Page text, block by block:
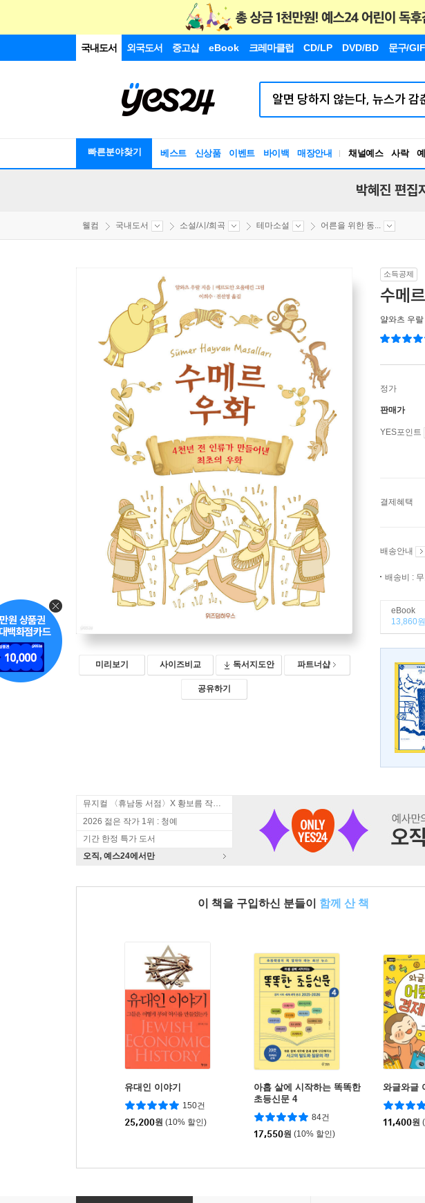
국내도서 외국도서 중고샵 eBook 크레마클럽 CD/LP DVD/BD 문구/
빠른분야찾기 베스트 신상품 이벤트 바이백 매장안내 채널예스 사락
박혜진 편집
웰컴 국내도서 소설/시/희곡 테마소설 어른을 위한 동...
미리보기 사이즈비교 독서지도안 파트너샵
공유하기
소득공제
수메
얄와츠 우랄
정가
판매가
YES포인트
결제혜택
배송안내
배송비 :
eBook
13,860원
뮤지컬 〈휴남동 서점〉X 황보름 작가 북토크
2026 젊은 작가 1위 : 청예
기간 한정 특가 도서
오직, 예스24에서만
이 책을 구입하신 분들이 함께 산 책
유대인 이야기
150건
25,200원 (10% 할인)
아홉 살에 시작하는 똑똑한
초등신문 4
84건
17,550원 (10% 할인)
와글와글
11,400원